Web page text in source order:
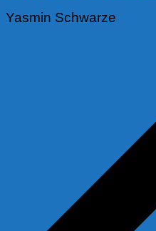
Yasmin Schwarze